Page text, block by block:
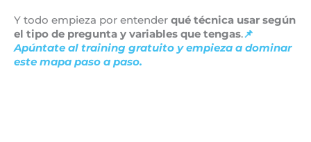
Y todo empieza por entender qué técnica usar según
el tipo de pregunta y variables que tengas.📌
Apúntate al training gratuito y empieza a dominar
este mapa paso a paso.